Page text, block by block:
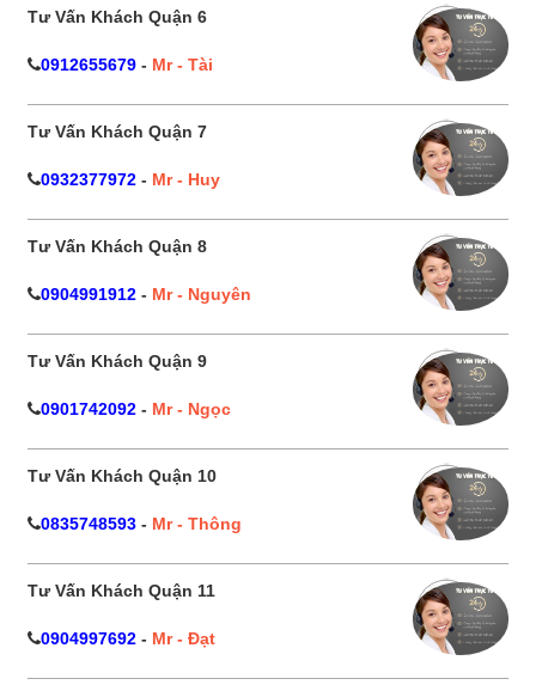
Tư Vấn Khách Quận 6
0912655679 - Mr - Tài
Tư Vấn Khách Quận 7
0932377972 - Mr - Huy
Tư Vấn Khách Quận 8
0904991912 - Mr - Nguyên
Tư Vấn Khách Quận 9
0901742092 - Mr - Ngọc
Tư Vấn Khách Quận 10
0835748593 - Mr - Thông
Tư Vấn Khách Quận 11
0904997692 - Mr - Đạt